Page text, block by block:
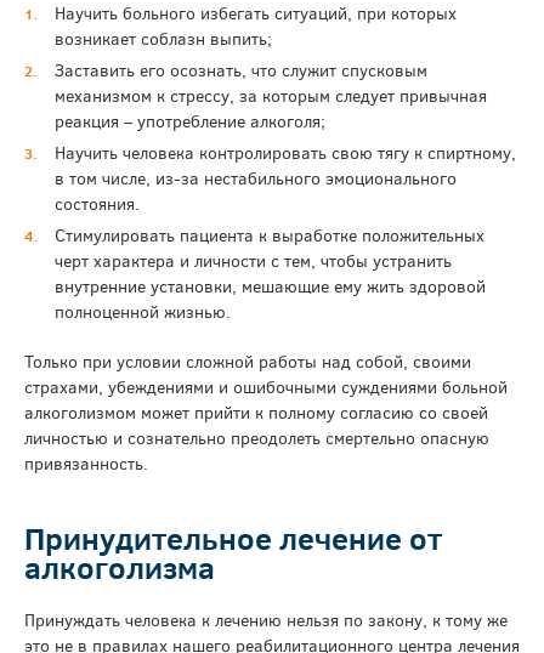
Научить больного избегать ситуаций, при которых
возникает соблазн выпить;
Заставить его осознать, что служит спусковым
механизмом к стрессу, за которым следует привычная
реакция – употребление алкоголя;
Научить человека контролировать свою тягу к спиртному,
в том числе, из-за нестабильного эмоционального
состояния.
Стимулировать пациента к выработке положительных
черт характера и личности с тем, чтобы устранить
внутренние установки, мешающие ему жить здоровой
полноценной жизнью.
Только при условии сложной работы над собой, своими
страхами, убеждениями и ошибочными суждениями больной
алкоголизмом может прийти к полному согласию со своей
личностью и сознательно преодолеть смертельно опасную
привязанность.
Принудительное лечение от
алкоголизма
Принуждать человека к лечению нельзя по закону, к тому же
это не в правилах нашего реабилитационного центра лечения